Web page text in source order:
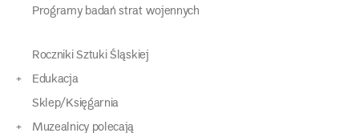
Programy badań strat wojennych
Roczniki Sztuki Śląskiej
Edukacja
Sklep/Księgarnia
Muzealnicy polecają